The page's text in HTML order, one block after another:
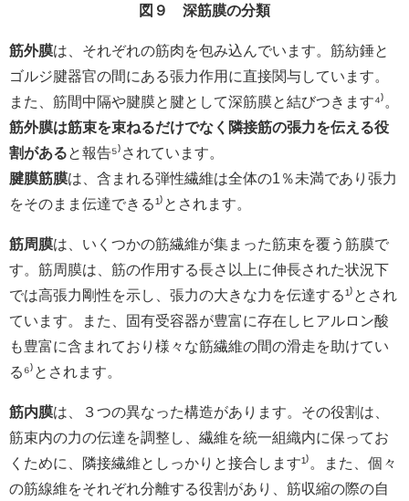
図９ 深筋膜の分類
筋外膜は、それぞれの筋肉を包み込んでいます。筋紡錘と
ゴルジ腱器官の間にある張力作用に直接関与しています。
また、筋間中隔や腱膜と腱として深筋膜と結びつきます⁴⁾。
筋外膜は筋束を束ねるだけでなく隣接筋の張力を伝える役
割があると報告⁵⁾されています。
腱膜筋膜は、含まれる弾性繊維は全体の1％未満であり張力
をそのまま伝達できる¹⁾とされます。
筋周膜は、いくつかの筋繊維が集まった筋束を覆う筋膜で
す。筋周膜は、筋の作用する長さ以上に伸長された状況下
では高張力剛性を示し、張力の大きな力を伝達する¹⁾とされ
ています。また、固有受容器が豊富に存在しヒアルロン酸
も豊富に含まれており様々な筋繊維の間の滑走を助けてい
る⁶⁾とされます。
筋内膜は、３つの異なった構造があります。その役割は、
筋束内の力の伝達を調整し、繊維を統一組織内に保ってお
くために、隣接繊維としっかりと接合します¹⁾。また、個々
の筋線維をそれぞれ分離する役割があり、筋収縮の際の自